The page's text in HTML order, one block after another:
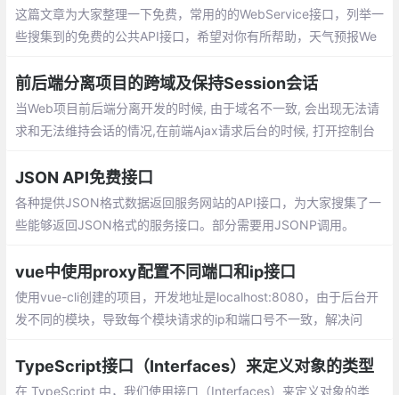
这篇文章为大家整理一下免费，常用的的WebService接口，列举一
些搜集到的免费的公共API接口，希望对你有所帮助，天气预报We
英文、数字和中文简体字
前后端分离项目的跨域及保持Session会话
当Web项目前后端分离开发的时候, 由于域名不一致, 会出现无法请
求和无法维持会话的情况,在前端Ajax请求后台的时候, 打开控制台
JSON API免费接口
各种提供JSON格式数据返回服务网站的API接口，为大家搜集了一
些能够返回JSON格式的服务接口。部分需要用JSONP调用。
vue中使用proxy配置不同端口和ip接口
使用vue-cli创建的项目，开发地址是localhost:8080，由于后台开
发不同的模块，导致每个模块请求的ip和端口号不一致，解决问
TypeScript接口（Interfaces）来定义对象的类型
在 TypeScript 中，我们使用接口（Interfaces）来定义对象的类